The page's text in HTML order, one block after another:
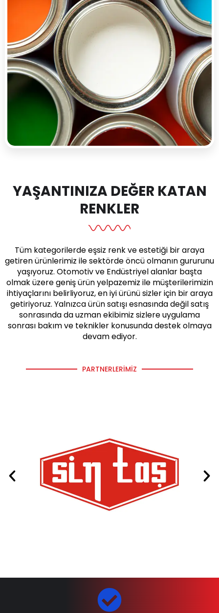
YAŞANTINIZA DEĞER KATAN
RENKLER
Tüm kategorilerde eşsiz renk ve estetiği bir araya
getiren ürünlerimiz ile sektörde öncü olmanın gururunu
yaşıyoruz. Otomotiv ve Endüstriyel alanlar başta
olmak üzere geniş ürün yelpazemiz ile müşterilerimizin
ihtiyaçlarını belirliyoruz, en iyi ürünü sizler için bir araya
getiriyoruz. Yalnızca ürün satışı esnasında değil satış
sonrasında da uzman ekibimiz sizlere uygulama
sonrası bakım ve teknikler konusunda destek olmaya
devam ediyor.
PARTNERLERIMIZ